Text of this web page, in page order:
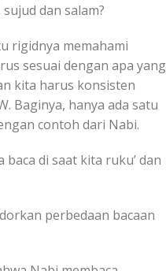
dan salam?
rigidnya memahami
sesuai dengan apa yang
kita harus konsisten
Baginya, hanya ada satu
contoh dari Nabi.
baca di saat kita ruku’ dan
perbedaan bacaan